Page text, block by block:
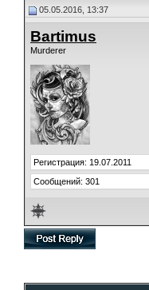
05.05.2016, 13:37
Bartimus
Murderer
Регистрация: 19.07.2011
Сообщений: 301